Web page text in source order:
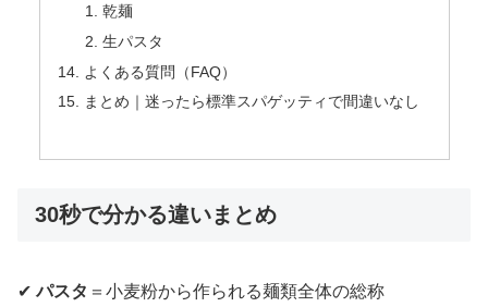
乾麺
生パスタ
よくある質問（FAQ）
まとめ｜迷ったら標準スパゲッティで間違いなし
30秒で分かる違いまとめ
✔パスタ ＝小麦粉から作られる麺類全体の総称